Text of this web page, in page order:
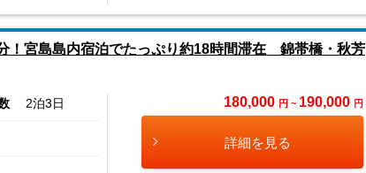
！宮島島内宿泊でたっぷり約18時間滞在 錦帯橋・秋芳
2泊3日 180,000 円 ~ 190,000 円
詳細を見る